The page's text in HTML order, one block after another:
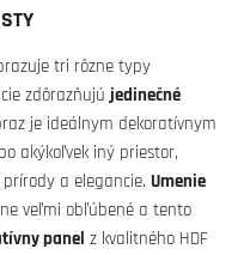
tri rôzne typy
zdôrazňujújedinečné
je ideálnym dekoratívnym
akýkoľvek iný priestor,
a elegancie. Umenie
veľmi obľúbené a tento
panel z kvalitného HDF